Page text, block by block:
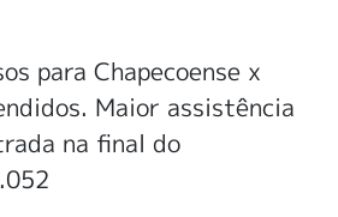
para Chapecoense x
Maior assistência
na final do